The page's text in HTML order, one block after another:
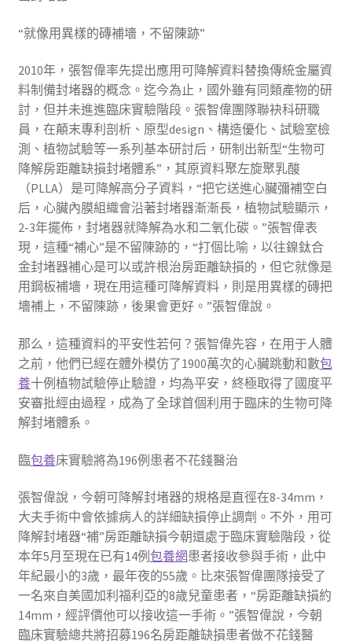
“就像用異樣的磚補墻，不留陳跡”
2010年，張智偉率先提出應用可降解資料替換傳統金屬資
料制備封堵器的概念。迄今為止，國外雖有同類產物的研
討，但并未進進臨床實驗階段。張智偉團隊聯袂科研職
員，在顛末專利剖析、原型design、構造優化、試驗室檢
測、植物試驗等一系列基本研討后，研制出新型“生物可
降解房距離缺損封堵體系”，其原資料聚左旋聚乳酸
（PLLA）是可降解高分子資料，“把它送進心臟彌補空白
后，心臟內膜組織會沿著封堵器漸漸長，植物試驗顯示，
2-3年擺佈，封堵器就降解為水和二氧化碳。”張智偉表
現，這種“補心”是不留陳跡的，“打個比喻，以往鎳鈦合
金封堵器補心是可以或許根治房距離缺損的，但它就像是
用鋼板補墻，現在用這種可降解資料，則是用異樣的磚把
墻補上，不留陳跡，後果會更好。”張智偉說。
那么，這種資料的平安性若何？張智偉先容，在用于人體
之前，他們已經在體外模仿了1900萬次的心臟跳動和數包
養十例植物試驗停止驗證，均為平安，終極取得了國度平
安審批經由過程，成為了全球首個利用于臨床的生物可降
解封堵體系。
臨包養床實驗將為196例患者不花錢醫治
張智偉說，今朝可降解封堵器的規格是直徑在8-34mm，
大夫手術中會依據病人的詳細缺損停止調劑。不外，用可
降解封堵器“補”房距離缺損今朝還處于臨床實驗階段，從
本年5月至現在已有14例 包養網患者接收參與手術，此中
年紀最小的3歲，最年夜的55歲。比來張智偉團隊接受了
一名來自美國加利福利亞的8歲兒童患者，“房距離缺損約
14mm，經評價他可以接收這一手術。”張智偉說，今朝
臨床實驗總共將招募196名房距離缺損患者做不花錢醫